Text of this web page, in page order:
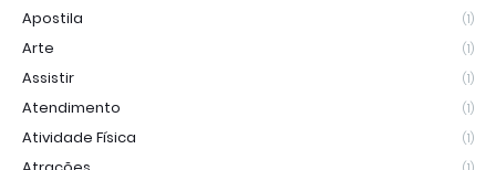
Apostila (1)
Arte (1)
Assistir (1)
Atendimento (1)
Atividade Física (1)